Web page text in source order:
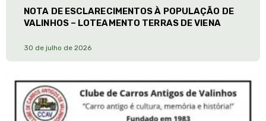
NOTA DE ESCLARECIMENTOS À POPULAÇÃO DE
VALINHOS – LOTEAMENTO TERRAS DE VIENA
30 de julho de 2026